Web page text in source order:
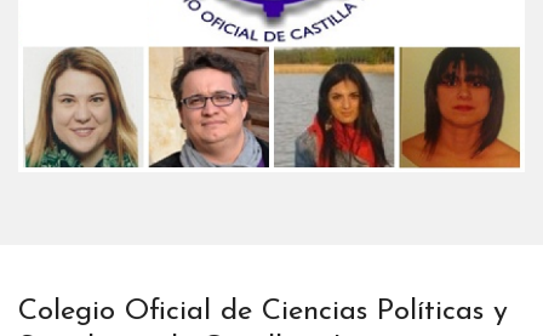
Colegio Oficial de Ciencias Políticas y